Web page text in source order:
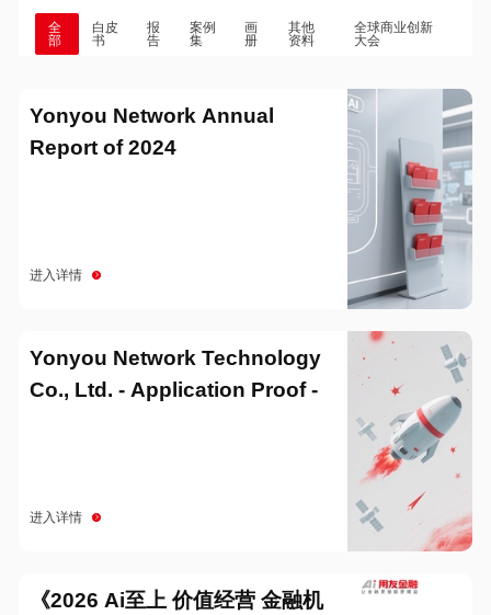
全
部
白皮
书
报
告
案例
集
画
册
其他
资料
全球商业创新
大会
Yonyou Network Annual
Report of 2024
进入详情
Yonyou Network Technology
Co., Ltd. - Application Proof -
进入详情
《2026 Ai至上 价值经营 金融机